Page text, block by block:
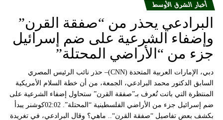
أخبار الشرق الأوسط
البرادعي يحذر من “صفقة القرن”
وإضفاء الشرعية على ضم إسرائيل
جزء من “الأراضي المحتلة”
دبي، الإمارات العربية المتحدة (CNN)– حذر نائب الرئيس المصري
السابق الدكتور محمد البرادعي، الجمعة، من أن خطة السلام الأمريكية
المنتظرة التي باتت تُعرف بـ”صفقة القرن” ستحاول إضفاء الشرعية على
ضم إسرائيل جزء من الأراضي الفلسطينية “المحتلة”. 02:02كوشنر يبدأ
بكشف بعض تفاصيل “صفقة القرن“.. ماهي؟ وقال البرادعي، في تغريدة